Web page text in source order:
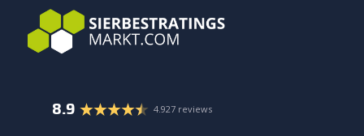
8.9 4.927 reviews